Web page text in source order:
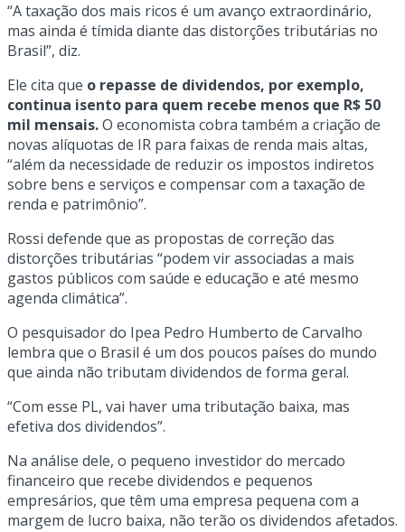
“A taxação dos mais ricos é um avanço extraordinário,
mas ainda é tímida diante das distorções tributárias no
Brasil”, diz.
Ele cita que o repasse de dividendos, por exemplo,
continua isento para quem recebe menos que R$ 50
mil mensais.O economista cobra também a criação de
novas alíquotas de IR para faixas de renda mais altas,
“além da necessidade de reduzir os impostos indiretos
sobre bens e serviços e compensar com a taxação de
renda e patrimônio”.
Rossi defende que as propostas de correção das
distorções tributárias “podem vir associadas a mais
gastos públicos com saúde e educação e até mesmo
agenda climática”.
O pesquisador do Ipea Pedro Humberto de Carvalho
lembra que o Brasil é um dos poucos países do mundo
que ainda não tributam dividendos de forma geral.
“Com esse PL, vai haver uma tributação baixa, mas
efetiva dos dividendos”.
Na análise dele, o pequeno investidor do mercado
financeiro que recebe dividendos e pequenos
empresários, que têm uma empresa pequena com a
margem de lucro baixa, não terão os dividendos afetados.